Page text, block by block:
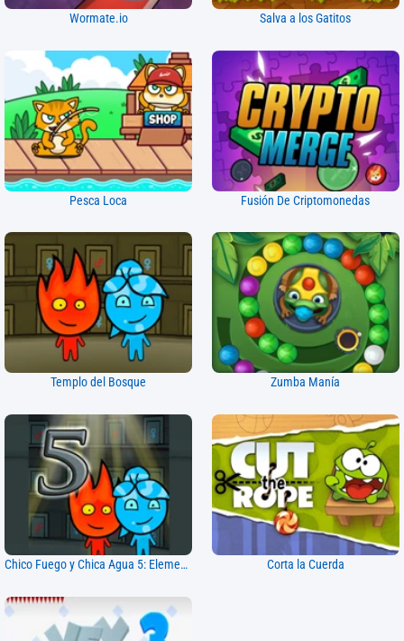
Wormate.io Salva a los Gatitos
Pesca Loca Fusión De Criptomonedas
Templo del Bosque Zumba Manía
Chico Fuego y Chica Agua 5: Elementos Corta la Cuerda